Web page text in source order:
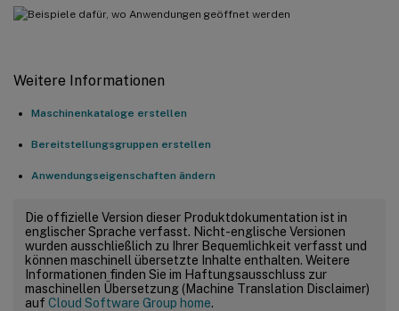
Weitere Informationen
Maschinenkataloge erstellen
Bereitstellungsgruppen erstellen
Anwendungseigenschaften ändern
Die offizielle Version dieser Produktdokumentation ist in
englischer Sprache verfasst. Nicht-englische Versionen
wurden ausschließlich zu Ihrer Bequemlichkeit verfasst und
können maschinell übersetzte Inhalte enthalten. Weitere
Informationen finden Sie im Haftungsausschluss zur
maschinellen Übersetzung (Machine Translation Disclaimer)
auf Cloud Software Group home.